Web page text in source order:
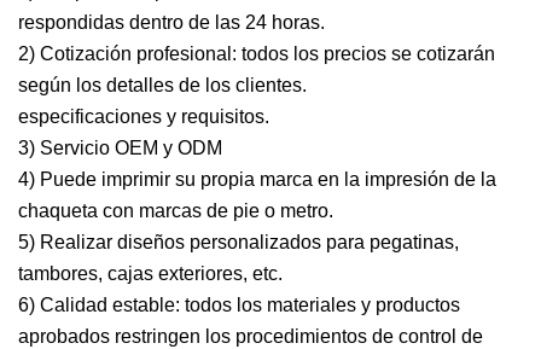
respondidas dentro de las 24 horas.
2) Cotización profesional: todos los precios se cotizarán
según los detalles de los clientes.
especificaciones y requisitos.
3) Servicio OEM y ODM
4) Puede imprimir su propia marca en la impresión de la
chaqueta con marcas de pie o metro.
5) Realizar diseños personalizados para pegatinas,
tambores, cajas exteriores, etc.
6) Calidad estable: todos los materiales y productos
aprobados restringen los procedimientos de control de